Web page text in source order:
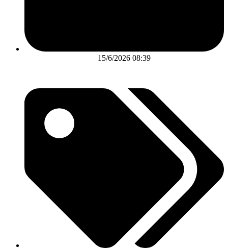
15/6/2026 08:39